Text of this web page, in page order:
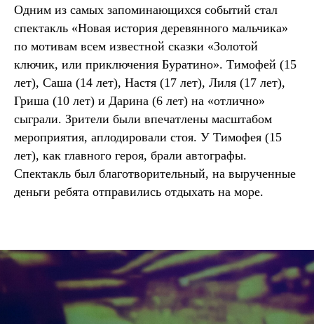
Одним из самых запоминающихся событий стал
спектакль «Новая история деревянного мальчика»
по мотивам всем известной сказки «Золотой
ключик, или приключения Буратино». Тимофей (15
лет), Саша (14 лет), Настя (17 лет), Лиля (17 лет),
Гриша (10 лет) и Дарина (6 лет) на «отлично»
сыграли. Зрители были впечатлены масштабом
мероприятия, аплодировали стоя. У Тимофея (15
лет), как главного героя, брали автографы.
Спектакль был благотворительный, на вырученные
деньги ребята отправились отдыхать на море.